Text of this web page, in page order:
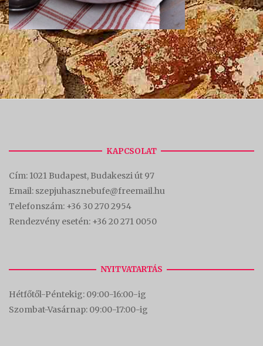
KAPCSOLAT
Cím: 1021 Budapest, Budakeszi út 97
Email: szepjuhasznebufe@freemail.hu
Telefonszám: +36 30 270 2954
Rendezvény esetén: +36 20 271 0050
NYITVATARTÁS
Hétfőtől-Péntekig: 09:00-16:00-ig
Szombat-Vasárnap: 09:00-17:00-ig